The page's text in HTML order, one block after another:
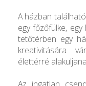
A házban
egy főzőfülke,
tetőtérben egy
kreativitására
élettérré
Az ingatlan